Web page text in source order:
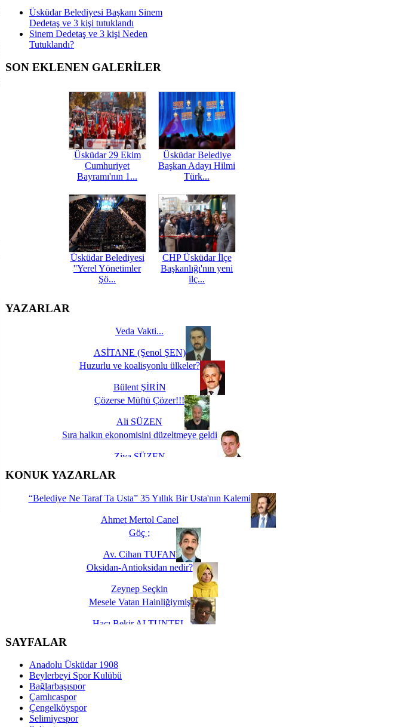
Üsküdar Belediyesi Başkanı Sinem
Dedetaş ve 3 kişi tutuklandı
Sinem Dedetaş ve 3 kişi Neden
Tutuklandı?
SON EKLENEN GALERİLER
Üsküdar 29 Ekim
Cumhuriyet
Bayramı'nın 1...
Üsküdar Belediye
Başkan Adayı Hilmi
Türk...
Üsküdar Belediyesi
''Yerel Yönetimler
Şö...
CHP Üsküdar İlçe
Başkanlığı'nın yeni
ilç...
YAZARLAR
Veda Vakti...
ASİTANE (Şenol ŞEN)
Huzurlu ve koalisyonlu ülkeler?
Bülent ŞİRİN
Çözerse Müftü Çözer!!!
Ali SÜZEN
Sıra halkın ekonomisini düzeltmeye geldi
Ziya SÜZEN
İşte Biz buyuz...
KONUK YAZARLAR
“Belediye Ne Taraf Ta Usta” 35 Yıllık Bir Usta'nın Kalemi
Ahmet Mertol Canel
Göç ;
Av. Cihan TUFAN
Oksidan-Antioksidan nedir?
Zeynep Seçkin
Mesele Vatan Hainliğiymiş
Hacı Bekir ALTUNTEL
Dünya Fani, Ama Kısa Bir Süre De Olsa Burdayız
Hukukun Adaleti Kalmadı Üstadım!
SAYFALAR
Anadolu Üsküdar 1908
Beylerbeyi Spor Kulübü
Bağlarbaşıspor
Çamlıcaspor
Çengelköyspor
Selimiyespor